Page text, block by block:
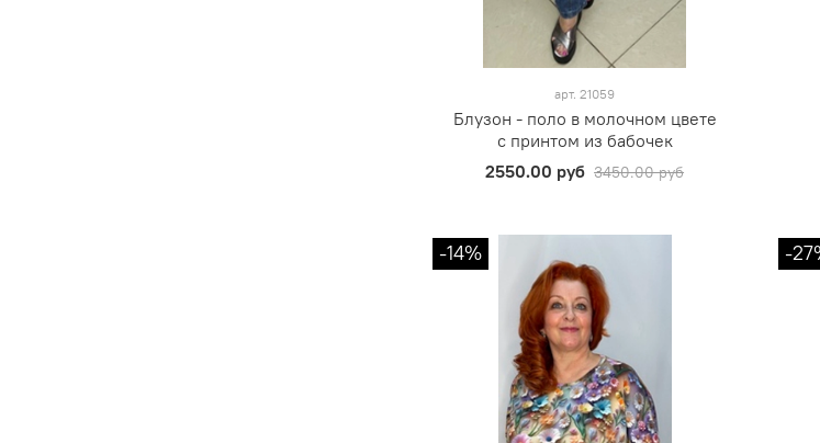
арт. 21059
Блузон - поло в молочном цвете
с принтом из бабочек
2550.00 руб 3450.00 руб
-14% -